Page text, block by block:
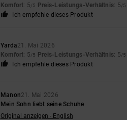
Komfort: 5/5 Preis-Leistungs-Verhältnis: 5/5
Ich empfehle dieses Produkt
Yarda21. Mai 2026
Komfort: 5/5 Preis-Leistungs-Verhältnis: 5/5
Ich empfehle dieses Produkt
Manon21. Mai 2026
Mein Sohn liebt seine Schuhe
Original anzeigen - English